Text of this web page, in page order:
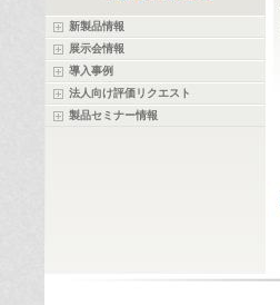
新製品情報
展示会情報
導入事例
法人向け評価リクエスト
製品セミナー情報